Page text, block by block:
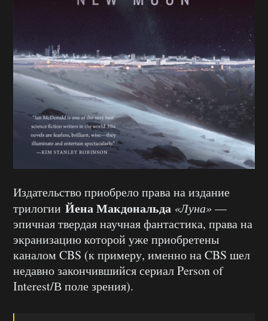
Издательство приобрело права на издание
трилогии Йена Макдональда «Луна»—
эпичная твердая научная фантастика, права на
экранизацию которой уже приобретены
каналом CBS (к примеру, именно на CBS шел
недавно закончившийся сериал Person of
Interest/В поле зрения).